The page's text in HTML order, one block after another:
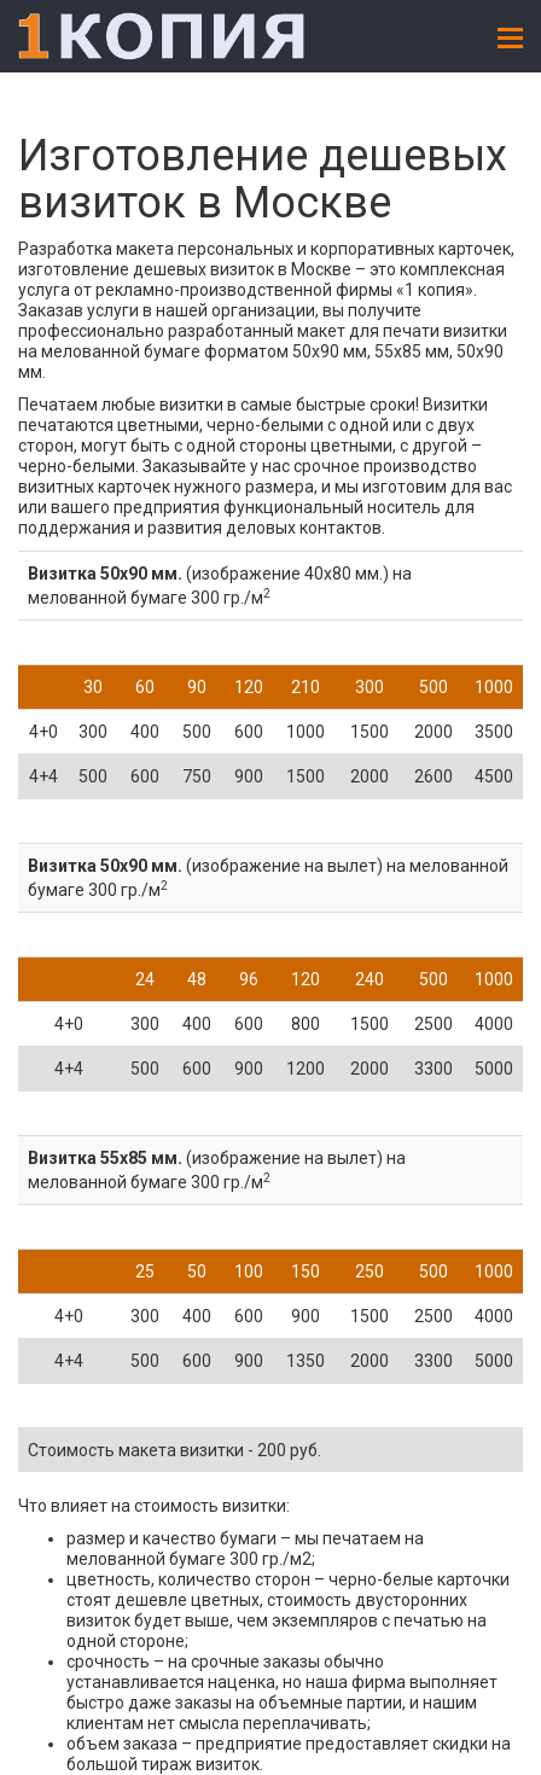
Изготовление дешевых
визиток в Москве
Разработка макета персональных и корпоративных карточек,
изготовление дешевых визиток в Москве – это комплексная
услуга от рекламно-производственной фирмы «1 копия».
Заказав услуги в нашей организации, вы получите
профессионально разработанный макет для печати визитки
на мелованной бумаге форматом 50х90 мм, 55х85 мм, 50х90
мм.
Печатаем любые визитки в самые быстрые сроки! Визитки
печатаются цветными, черно-белыми с одной или с двух
сторон, могут быть с одной стороны цветными, с другой –
черно-белыми. Заказывайте у нас срочное производство
визитных карточек нужного размера, и мы изготовим для вас
или вашего предприятия функциональный носитель для
поддержания и развития деловых контактов.
Визитка 50х90 мм. (изображение 40х80 мм.) на
мелованной бумаге 300 гр./м2
30 60 90 120 210 300 500 1000
4+0 300 400 500 600 1000 1500 2000 3500
4+4 500 600 750 900 1500 2000 2600 4500
Визитка 50х90 мм. (изображение на вылет) на мелованной
бумаге 300 гр./м2
24 48 96 120 240 500 1000
4+0 300 400 600 800 1500 2500 4000
4+4 500 600 900 1200 2000 3300 5000
Визитка 55х85 мм. (изображение на вылет) на
мелованной бумаге 300 гр./м2
25 50 100 150 250 500 1000
4+0 300 400 600 900 1500 2500 4000
4+4 500 600 900 1350 2000 3300 5000
Стоимость макета визитки - 200 руб.
Что влияет на стоимость визитки:
размер и качество бумаги – мы печатаем на
мелованной бумаге 300 гр./м2;
цветность, количество сторон – черно-белые карточки
стоят дешевле цветных, стоимость двусторонних
визиток будет выше, чем экземпляров с печатью на
одной стороне;
срочность – на срочные заказы обычно
устанавливается наценка, но наша фирма выполняет
быстро даже заказы на объемные партии, и нашим
клиентам нет смысла переплачивать;
объем заказа – предприятие предоставляет скидки на
большой тираж визиток.